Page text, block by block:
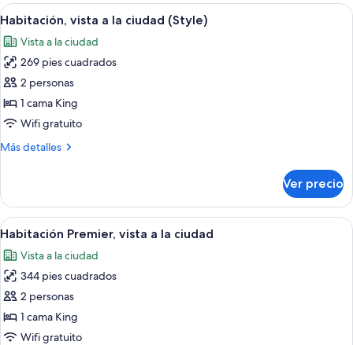
Abrir
todas
las
fotos
de
Habitación,
vista
la
Habitación de hotel con cama,
9
Habitación, vista a la ciudad (Style)
Vista a la ciudad
269 pies cuadrados
2 personas
1 cama King
Wifi gratuito
Más detalles
Más
vista
la
(Style)
Ver precio
Abrir
todas
las
fotos
de
Habitación
Premier,
Habitación de hotel con una cama
10
Habitación Premier, vista a la ciudad
Vista a la ciudad
344 pies cuadrados
2 personas
1 cama King
Wifi gratuito